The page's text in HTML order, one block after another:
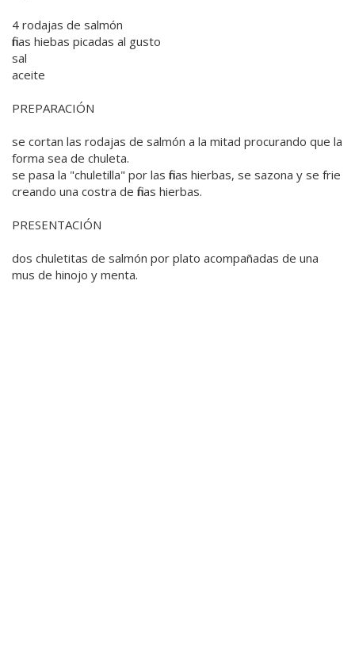
4 rodajas de salmón
finas hiebas picadas al gusto
sal
aceite
PREPARACIÓN
se cortan las rodajas de salmón a la mitad procurando que la
forma sea de chuleta.
se pasa la "chuletilla" por las finas hierbas, se sazona y se frie
creando una costra de finas hierbas.
PRESENTACIÓN
dos chuletitas de salmón por plato acompañadas de una
mus de hinojo y menta.